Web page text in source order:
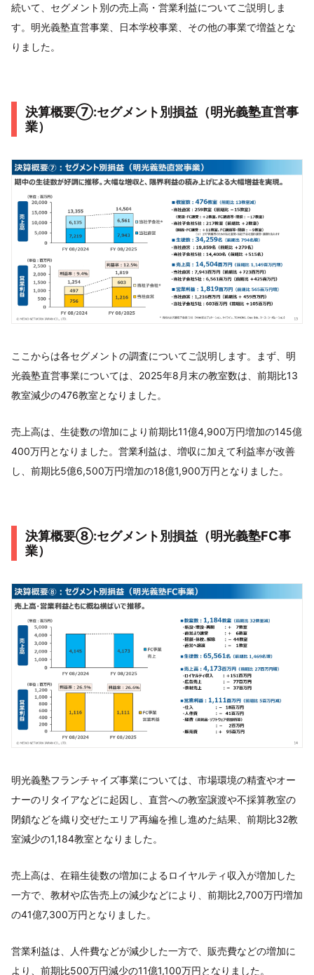
続いて、セグメント別の売上高・営業利益についてご説明しま
す。明光義塾直営事業、日本学校事業、その他の事業で増益とな
りました。
決算概要⑦:セグメント別損益（明光義塾直営事
業）
ここからは各セグメントの調査についてご説明します。まず、明
光義塾直営事業については、2025年8月末の教室数は、前期比13
教室減少の476教室となりました。
売上高は、生徒数の増加により前期比11億4,900万円増加の145億
400万円となりました。営業利益は、増収に加えて利益率が改善
し、前期比5億6,500万円増加の18億1,900万円となりました。
決算概要⑧:セグメント別損益（明光義塾FC事
業）
明光義塾フランチャイズ事業については、市場環境の精査やオー
ナーのリタイアなどに起因し、直営への教室譲渡や不採算教室の
閉鎖などを織り交ぜたエリア再編を推し進めた結果、前期比32教
室減少の1,184教室となりました。
売上高は、在籍生徒数の増加によるロイヤルティ収入が増加した
一方で、教材や広告売上の減少などにより、前期比2,700万円増加
の41億7,300万円となりました。
営業利益は、人件費などが減少した一方で、販売費などの増加に
より、前期比500万円減少の11億1,100万円となりました。